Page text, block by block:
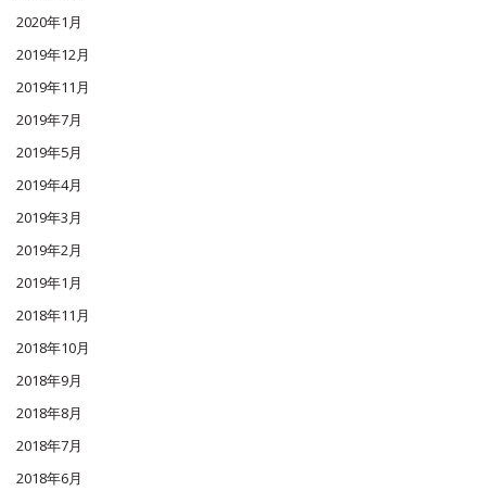
2020年1月
2019年12月
2019年11月
2019年7月
2019年5月
2019年4月
2019年3月
2019年2月
2019年1月
2018年11月
2018年10月
2018年9月
2018年8月
2018年7月
2018年6月